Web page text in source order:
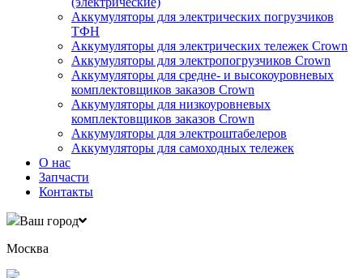
Аккумуляторы для электрических погрузчиков
ТФН
Аккумуляторы для электрических тележек Crown
Аккумуляторы для электропогрузчиков Crown
Аккумуляторы для средне- и высокоуровневых
комплектовщиков заказов Crown
Аккумуляторы для низкоуровневых
комплектовщиков заказов Crown
Аккумуляторы для электроштабелеров
Аккумуляторы для самоходных тележек
О нас
Запчасти
Контакты
Ваш город
Москва